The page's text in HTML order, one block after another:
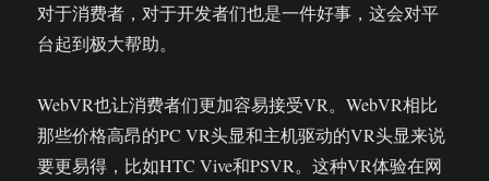
对于消费者，对于开发者们也是一件好事，这会对平
台起到极大帮助。
WebVR也让消费者们更加容易接受VR。WebVR相比
那些价格高昂的PC VR头显和主机驱动的VR头显来说
要更易得，比如HTC Vive和PSVR。这种VR体验在网